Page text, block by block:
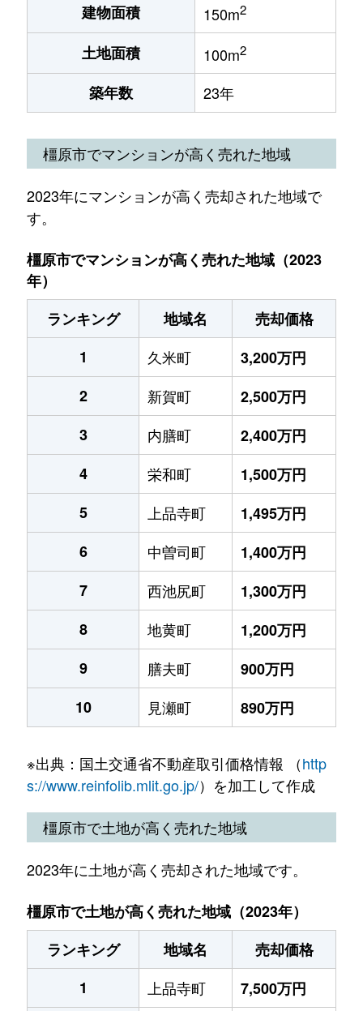
建物面積 150m2
土地面積 100m2
築年数 23年
橿原市でマンションが高く売れた地域
2023年にマンションが高く売却された地域で
す。
橿原市でマンションが高く売れた地域（2023
年）
ランキング
地域名
売却価格
1
久米町
3,200万円
2
新賀町
2,500万円
3
内膳町
2,400万円
4
栄和町
1,500万円
5
上品寺町
1,495万円
6
中曽司町
1,400万円
7
西池尻町
1,300万円
8
地黄町
1,200万円
9
膳夫町
900万円
10
見瀬町 890万円
※出典：国土交通省不動産取引価格情報 （http
s://www.reinfolib.mlit.go.jp/）を加工して作成
橿原市で土地が高く売れた地域
2023年に土地が高く売却された地域です。
橿原市で土地が高く売れた地域（2023年）
ランキング
地域名
売却価格
1
上品寺町
7,500万円